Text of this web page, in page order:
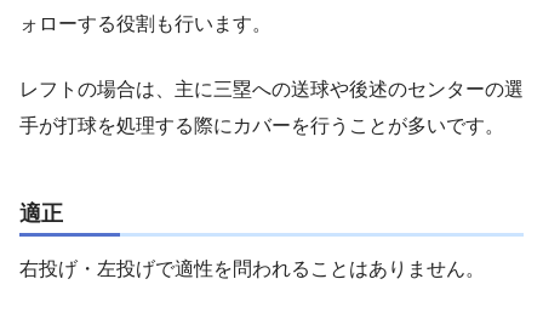
ォローする役割も行います。
レフトの場合は、主に三塁への送球や後述のセンターの選
手が打球を処理する際にカバーを行うことが多いです。
適正
右投げ・左投げで適性を問われることはありません。